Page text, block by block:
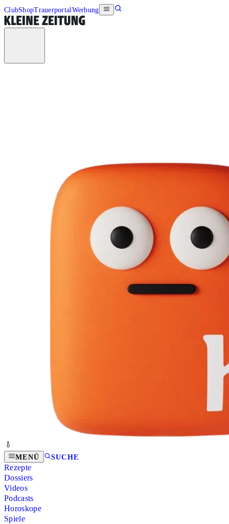
ClubShopTrauerportalWerbung
MENÜ SUCHE
Rezepte
Dossiers
Videos
Podcasts
Horoskope
Spiele